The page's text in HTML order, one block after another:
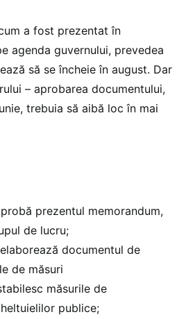
a fost prezentat în
agenda guvernului, prevedea
să se încheie în august. Dar
– aprobarea documentului,
trebuia să aibă loc în mai
prezentul memorandum,
de lucru;
documentul de
de măsuri
măsurile de
publice;